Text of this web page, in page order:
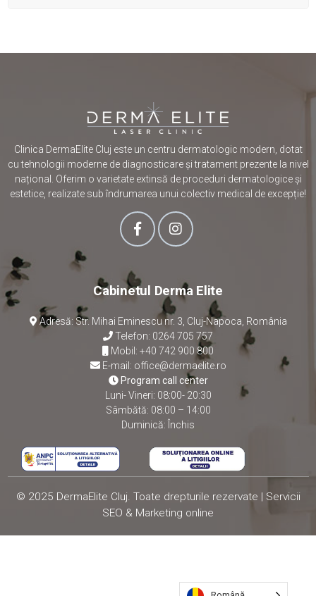
Clinica DermaElite Cluj este un centru dermatologic modern, dotat
cu tehnologii moderne de diagnosticare și tratament prezente la nivel
național. Oferim o varietate extinsă de proceduri dermatologice și
estetice, realizate sub îndrumarea unui colectiv medical de excepție!
Cabinetul Derma Elite
Adresă: Str. Mihai Eminescu nr. 3, Cluj-Napoca, România
Telefon: 0264 705 757
Mobil: +40 742 900 800
E-mail: office@dermaelite.ro
Program call center
Luni- Vineri: 08:00- 20:30
Sâmbătă: 08:00 – 14:00
Duminică: Închis
© 2025 DermaElite Cluj. Toate drepturile rezervate | Servicii
SEO & Marketing online